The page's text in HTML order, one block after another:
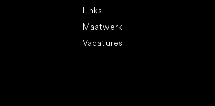
Links
Maatwerk
Vacatures